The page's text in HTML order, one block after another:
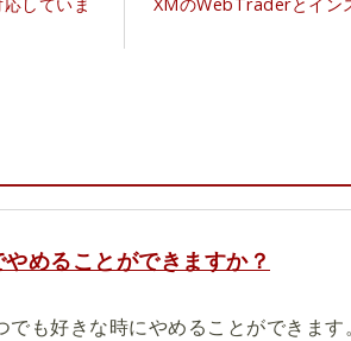
めることができますか？
も好きな時にやめることができま